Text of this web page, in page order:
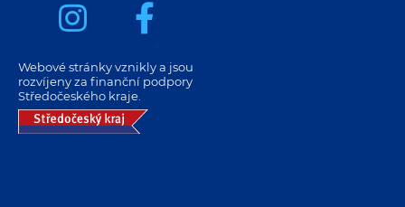
Webové stránky vznikly a jsou
rozvíjeny za finanční podpory
Středočeského kraje.